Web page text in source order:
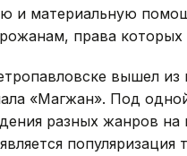
и материальную
права которых
вышел
«Магжан». Под
разных жанров на
популяризация